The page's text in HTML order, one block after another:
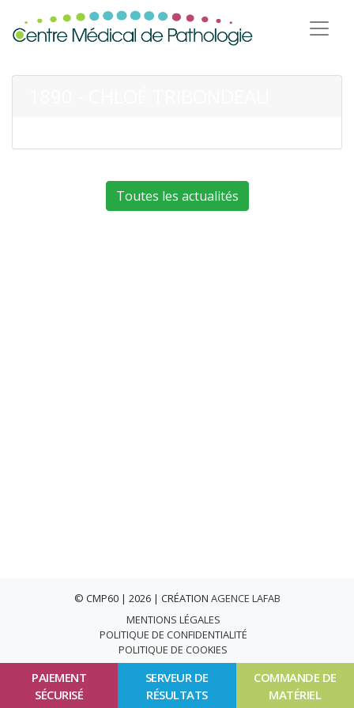
PAIEMENT
SÉCURISÉ
SERVEUR DE
RÉSULTATS
COMMANDE DE
MATÉRIEL
Toutes les actualités
© CMP60 | 2026 | CRÉATION AGENCE LAFAB
MENTIONS LÉGALES
POLITIQUE DE CONFIDENTIALITÉ
POLITIQUE DE COOKIES